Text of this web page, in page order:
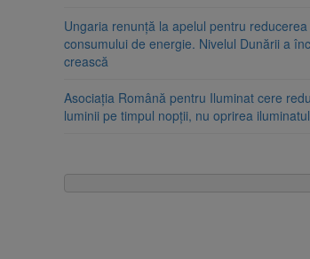
Ungaria renunță la apelul pentru reducerea
consumului de energie. Nivelul Dunării a
crească
Asociația Română pentru Iluminat cere
luminii pe timpul nopții, nu oprirea